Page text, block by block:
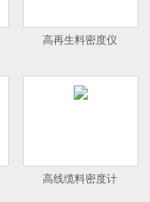
高再生料密度仪
高线缆料密度计